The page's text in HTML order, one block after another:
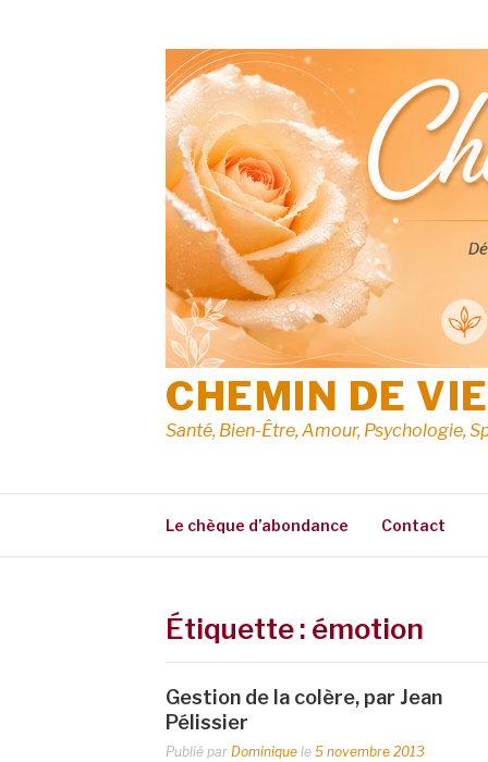
CHEMIN DE VIE
Santé, Bien-Être, Amour, Psychologie,
Le chèque d’abondance Contact
Étiquette : émotion
Gestion de la colère, par Jean
Pélissier
Publié par Dominique le 5 novembre 2013